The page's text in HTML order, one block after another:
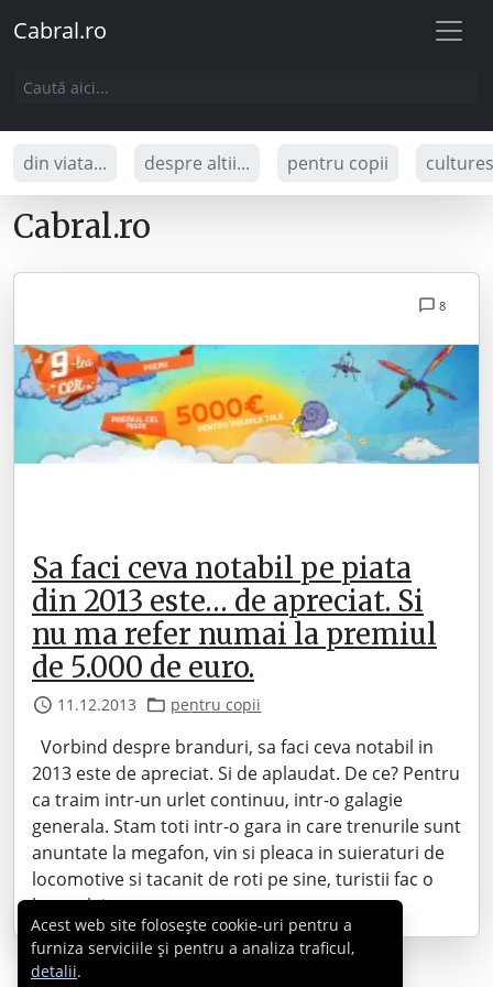
Cabral.ro
din viata... despre altii... pentru copii
Cabral.ro
8
Sa faci ceva notabil pe piata
din 2013 este… de apreciat. Si
nu ma refer numai la premiul
de 5.000 de euro.
11.12.2013 pentru copii
Vorbind despre branduri, sa faci ceva notabil in
2013 este de apreciat. Si de aplaudat. De ce? Pentru
ca traim intr-un urlet continuu, intr-o galagie
generala. Stam toti intr-o gara in care trenurile sunt
anuntate la megafon, vin si pleaca in suieraturi de
locomotive si tacanit de roti pe sine, turistii fac o
harmalaie…
Acest web site folosește cookie-uri pentru a
furniza serviciile și pentru a analiza traficul,
detalii.